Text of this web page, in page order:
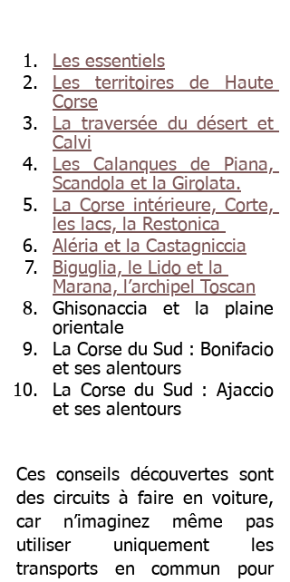
Les essentiels
Les territoires de Haute
Corse
La traversée du désert et
Calvi
Les Calanques de Piana,
Scandola et la Girolata.
La Corse intérieure, Corte,
les lacs, la Restonica
Aléria et la Castagniccia
Biguglia, le Lido et la
Marana, l’archipel Toscan
Ghisonaccia et la plaine
orientale
La Corse du Sud : Bonifacio
et ses alentours
La Corse du Sud : Ajaccio
et ses alentours
Ces conseils découvertes sont
des circuits à faire en voiture,
car n’imaginez même pas
utiliser uniquement les
transports en commun pour